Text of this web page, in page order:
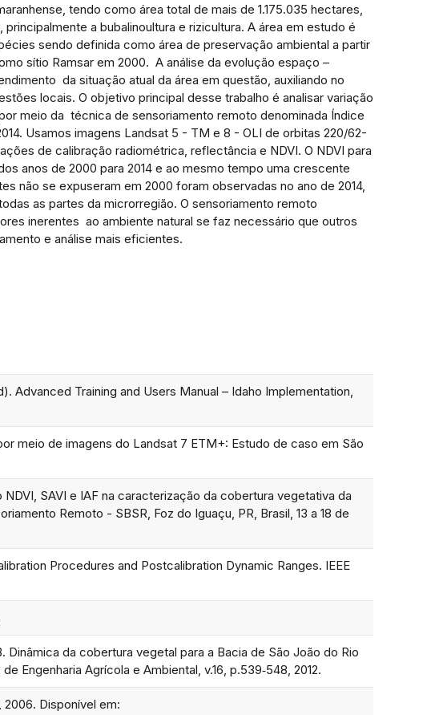
tendo como área total de mais de 1.175.035 hectares,
a bubalinoultura e rizicultura. A área em estudo é
sendo definida como área de preservação ambiental a partir
sítio Ramsar em 2000. A análise da evolução espaço –
da situação atual da área em questão, auxiliando no
locais. O objetivo principal desse trabalho é analisar variação
meio da técnica de sensoriamento remoto denominada Índice
Usamos imagens Landsat 5 - TM e 8 - OLI de orbitas 220/62-
de calibração radiométrica, reflectância e NDVI. O NDVI para
anos de 2000 para 2014 e ao mesmo tempo uma crescente
não se expuseram em 2000 foram observadas no ano de 2014,
as partes da microrregião. O sensoriamento remoto
inerentes ao ambiente natural se faz necessário que outros
e análise mais eficientes.
Advanced Training and Users Manual – Idaho Implementation,
meio de imagens do Landsat 7 ETM+: Estudo de caso em São
SAVI e IAF na caracterização da cobertura vegetativa da
Remoto - SBSR, Foz do Iguaçu, PR, Brasil, 13 a 18 de
Procedures and Postcalibration Dynamic Ranges. IEEE
Dinâmica da cobertura vegetal para a Bacia de São João do Rio
Engenharia Agrícola e Ambiental, v.16, p.539‑548, 2012.
Disponível em: